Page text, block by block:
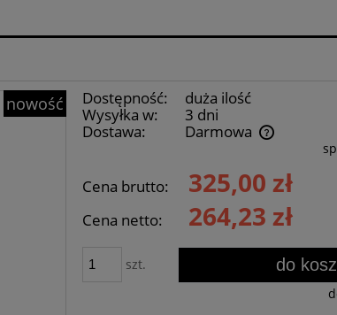
nowość Dostępność:
duża ilość
Wysyłka w:
3 dni
Dostawa:
Darmowa
Cena nie zawiera ewentualnych kosztów
płatnościCena brutto: 325,00 zł
Cena netto: 264,23 zł
szt. do